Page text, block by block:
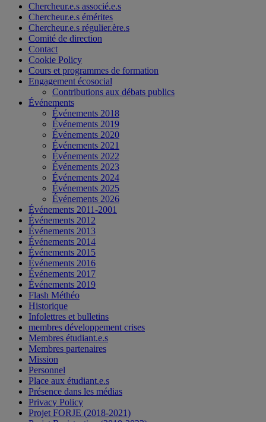
Chercheur.e.s associé.e.s
Chercheur.e.s émérites
Chercheur.e.s régulier.ère.s
Comité de direction
Contact
Cookie Policy
Cours et programmes de formation
Engagement écosocial
Contributions aux débats publics
Événements
Événements 2018
Événements 2019
Événements 2020
Événements 2021
Événements 2022
Événements 2023
Événements 2024
Événements 2025
Événements 2026
Événements 2011-2001
Événements 2012
Événements 2013
Événements 2014
Événements 2015
Événements 2016
Événements 2017
Événements 2019
Flash Méthéo
Historique
Infolettres et bulletins
membres développement crises
Membres étudiant.e.s
Membres partenaires
Mission
Personnel
Place aux étudiant.e.s
Présence dans les médias
Privacy Policy
Projet FORJE (2018-2021)